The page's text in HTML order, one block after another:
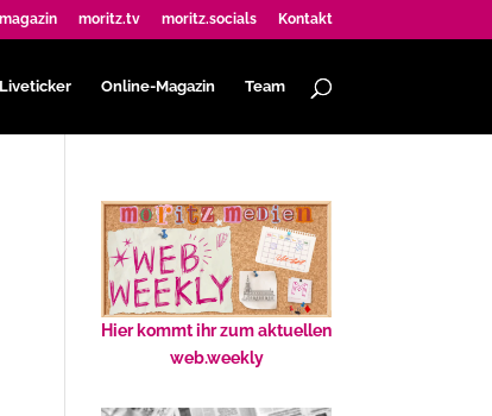
moritz.tv moritz.socials Kontakt
Liveticker Online-Magazin Team
Hier kommt ihr zum aktuellen
web.weekly